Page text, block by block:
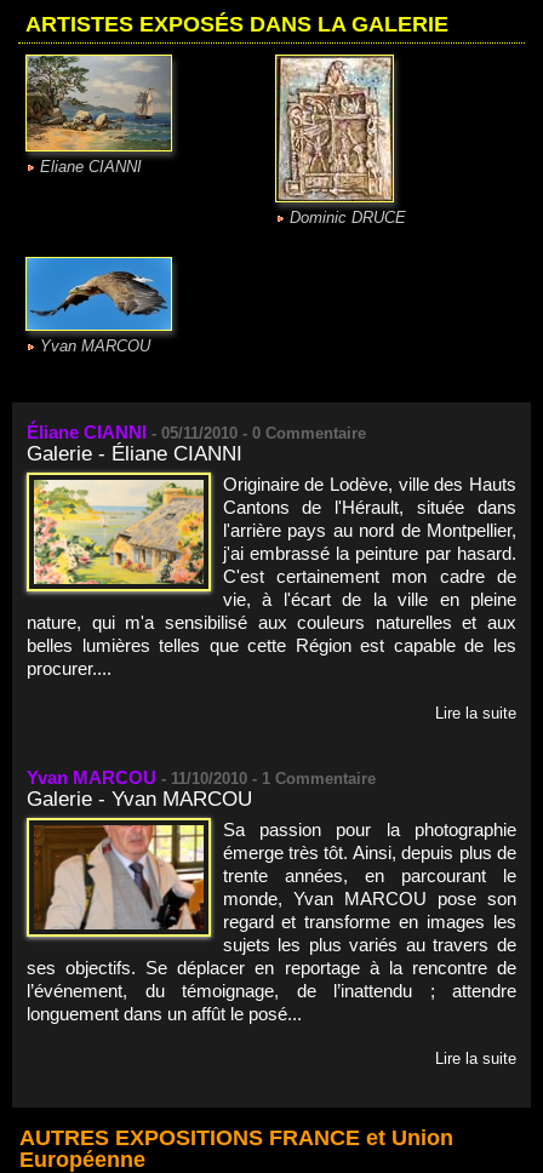
ARTISTES EXPOSÉS DANS LA GALERIE
Eliane CIANNI
Dominic DRUCE
Yvan MARCOU
Éliane CIANNI - 05/11/2010 - 0 Commentaire
Galerie - Éliane CIANNI
Originaire de Lodève, ville des Hauts
Cantons de l'Hérault, située dans
l'arrière pays au nord de Montpellier,
j'ai embrassé la peinture par hasard.
C'est certainement mon cadre de
vie, à l'écart de la ville en pleine
nature, qui m'a sensibilisé aux couleurs naturelles et aux
belles lumières telles que cette Région est capable de les
procurer....
Lire la suite
Yvan MARCOU - 11/10/2010 - 1 Commentaire
Galerie - Yvan MARCOU
Sa passion pour la photographie
émerge très tôt. Ainsi, depuis plus de
trente années, en parcourant le
monde, Yvan MARCOU pose son
regard et transforme en images les
sujets les plus variés au travers de
ses objectifs. Se déplacer en reportage à la rencontre de
l’événement, du témoignage, de l’inattendu ; attendre
longuement dans un affût le posé...
Lire la suite
AUTRES EXPOSITIONS FRANCE et Union
Européenne